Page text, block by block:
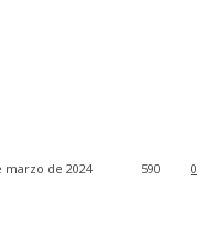
marzo de 2024 0
590